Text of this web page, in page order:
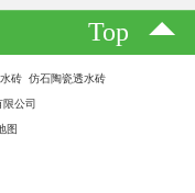
Top
砖 仿石陶瓷透水砖
公司
图